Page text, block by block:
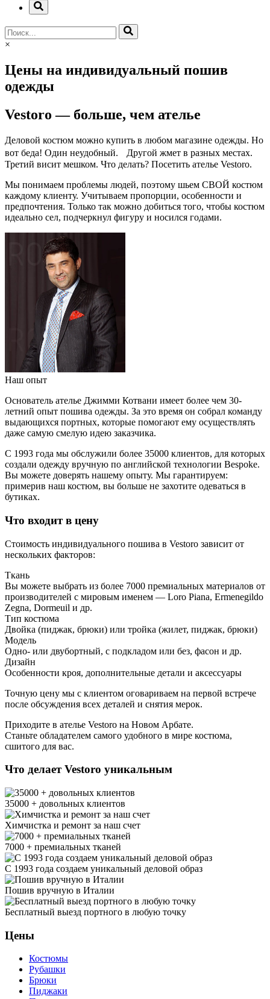
×
Цены на индивидуальный пошив
одежды
Vestoro — больше, чем ателье
Деловой костюм можно купить в любом магазине одежды. Но
вот беда! Один неудобный. Другой жмет в разных местах.
Третий висит мешком. Что делать? Посетить ателье Vestoro.
Мы понимаем проблемы людей, поэтому шьем СВОЙ костюм
каждому клиенту. Учитываем пропорции, особенности и
предпочтения. Только так можно добиться того, чтобы костюм
идеально сел, подчеркнул фигуру и носился годами.
Наш опыт
Основатель ателье Джимми Котвани имеет более чем 30-
летний опыт пошива одежды. За это время он собрал команду
выдающихся портных, которые помогают ему осуществлять
даже самую смелую идею заказчика.
С 1993 года мы обслужили более 35000 клиентов, для которых
создали одежду вручную по английской технологии Bespoke.
Вы можете доверять нашему опыту. Мы гарантируем:
примерив наш костюм, вы больше не захотите одеваться в
бутиках.
Что входит в цену
Стоимость индивидуального пошива в Vestoro зависит от
нескольких факторов:
Ткань
Вы можете выбрать из более 7000 премиальных материалов от
производителей с мировым именем — Loro Piana, Ermenegildo
Zegna, Dormeuil и др.
Тип костюма
Двойка (пиджак, брюки) или тройка (жилет, пиджак, брюки)
Модель
Одно- или двубортный, с подкладом или без, фасон и др.
Дизайн
Особенности кроя, дополнительные детали и аксессуары
Точную цену мы с клиентом оговариваем на первой встрече
после обсуждения всех деталей и снятия мерок.
Приходите в ателье Vestoro на Новом Арбате.
Станьте обладателем самого удобного в мире костюма,
сшитого для вас.
Что делает Vestoro уникальным
35000 + довольных клиентов
Химчистка и ремонт за наш счет
7000 + премиальных тканей
С 1993 года создаем уникальный деловой образ
Пошив вручную в Италии
Бесплатный выезд портного в любую точку
Цены
Костюмы
Рубашки
Брюки
Пиджаки